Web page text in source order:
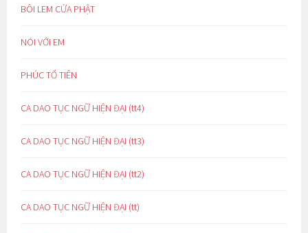
BÔI LEM CỬA PHẬT
NÓI VỚI EM
PHÚC TỔ TIÊN
CA DAO TỤC NGỮ HIỆN ĐẠI (tt4)
CA DAO TỤC NGỮ HIỆN ĐẠI (tt3)
CA DAO TỤC NGỮ HIỆN ĐẠI (tt2)
CA DAO TỤC NGỮ HIỆN ĐẠI (tt)